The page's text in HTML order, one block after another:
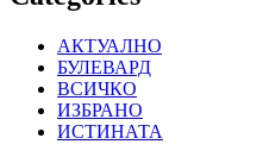
АКТУАЛНО
БУЛЕВАРД
ВСИЧКО
ИЗБРАНО
ИСТИНАТА